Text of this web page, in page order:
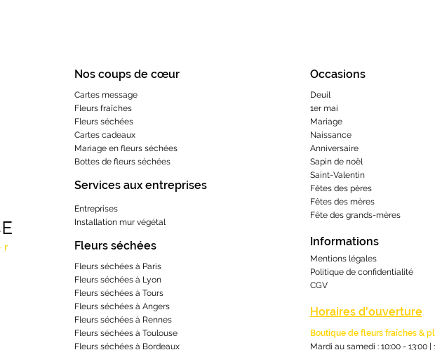
Nos coups de cœur
Cartes message
Fleurs fraîches
Fleurs séchées
Cartes cadeaux
Mariage en fleurs séchées
Bottes de fleurs séchées
Services aux entreprises
Entreprises
Installation mur végétal
Fleurs séchées
Fleurs séchées à Paris
Fleurs séchées à Lyon
Fleurs séchées à Tours
Fleurs séchées à Angers
Fleurs séchées à Rennes
Fleurs séchées à Toulouse
Fleurs séchées à Bordeaux
Occasions
Deuil
1er mai
Mariage
Naissance
Anniversaire
Sapin de noël
Saint-Valentin
Fêtes des pères
Fêtes des mères
​Fête des grands-mères
Informations
Mentions légales
Politique de confidentialité
CGV
Horaires d'ouverture
Boutique de fleurs fraîches &
Mardi au samedi : 10:00 - 13:00